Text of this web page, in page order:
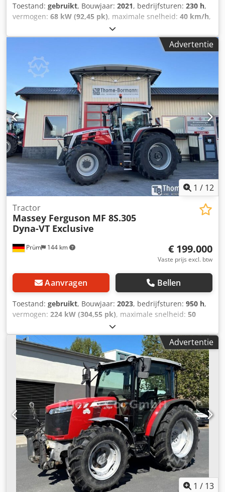
Toestand: gebruikt, Bouwjaar: 2021, bedrijfsturen: 230 h,
vermogen: 68 kW (92,45 pk), maximale snelheid: 40 km/h,
380/70 R24 | 0%
R34 | 0%, bandenmaten:480/70 R34, Banden (voor):
380/70 R24, banden (achter): 480/70 R34, draaiuren: 230,
eerste registratie: 15-12-2023. Machine met eerste
registratie: 12-2023. Draaiuren: ca. 230.
Standaarduitvoering/technische gegevens: Motor,
nominaal vermogen (ISO): 68/92 kW/pk, maximaal
vermogen: 70/95 kW/pk bij 2000 tpm, maximaal koppel:
355 Nm bij 1600 tpm. Fabrikant/type: Agco Power / AP 33
AWIC. Milieuvriendelijke motor, 3 cilinders / 3,3 l, Stage V,
DOC&SCR, AdBlue-tank met 15 liter, zonder
uitlaatgasrecirculatie, zonder roetfilter. Verticale uitlaat:
aan de rechterkant, voor de A-stijl van de cabine.
Brandstoftankinhoud: 120 liter. Transmissie: 12/12
versnellingen. Cjdpfxezpcuys Afnjrf
Advertentie
1 / 12
Prüm 144 km
Tractor
Massey Ferguson MF 8S.305
Dyna-VT Exclusive
€ 199.000
Vaste prijs excl. btw
Aanvragen Bellen
Toestand: gebruikt, Bouwjaar: 2023, bedrijfsturen: 950 h,
vermogen: 224 kW (304,55 pk), maximale snelheid: 50
600/70 R30 | 0%
710/70 R42 | 0%, bandenmaten:710/70 R42, aantal
bedden:43, Banden (voor): 600/70 R30, banden (achter):
710/70 R42, bedrijfsuren: 950, eerste registratie:
19.12.2024. Prijs: 199.000,00 euro (exclusief btw). Eerste
registratie: 19.12.2024, bedrijfsuren: ca. 850.
Basisuitrusting/technische gegevens: MOTOR: * Maximaal
vermogen: 224/305 kW/pk (ISO 14396) * Maximaal koppel:
1280 Nm * 6 cilinders, 7,4 liter AGCO Power - 74 LFNT-5D,
CR, 4V * Emissienorm (DOC+SC+SCR) zonder
uitlaatgasrecirculatie, fase 5 Crodsw E N Tdepfx Afnsf *
Elektronische motorbesturing met Vistronic-
ventilatorregeling * Motortoerentalgeheugen * Powercore
motorluchtfilter met voorfilter voor grove verontreiniging *
EasyCare koelerpakket * Extra brandstofforfilter met
waterafscheider * 500 liter brandstoftank
Advertentie
1 / 13